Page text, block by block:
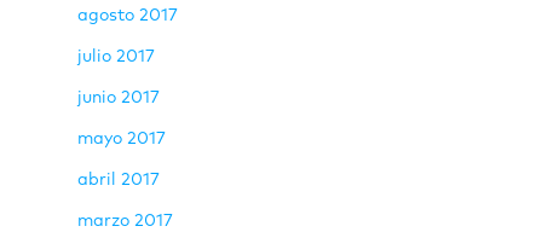
agosto 2017
julio 2017
junio 2017
mayo 2017
abril 2017
marzo 2017